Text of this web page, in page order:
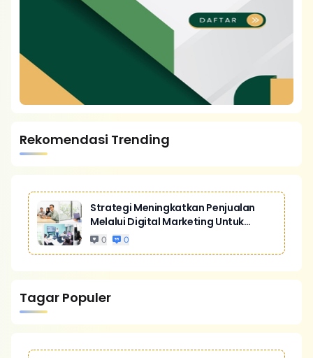
Rekomendasi Trending
Strategi Meningkatkan Penjualan
Melalui Digital Marketing Untuk
Bisnis Yang Lebih Kompetitif
0 0
Tagar Populer